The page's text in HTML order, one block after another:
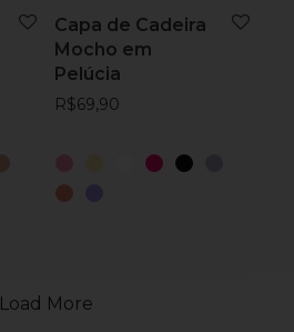
Capa de Cadeira
Mocho em
Pelúcia
R$69,90
Load More